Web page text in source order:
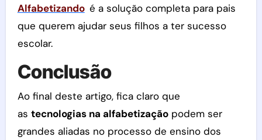
Alfabetizando é a solução completa para pais
que querem ajudar seus filhos a ter sucesso
escolar.
Conclusão
Ao final deste artigo, fica claro que
as tecnologias na alfabetizaçãopodem ser
grandes aliadas no processo de ensino dos